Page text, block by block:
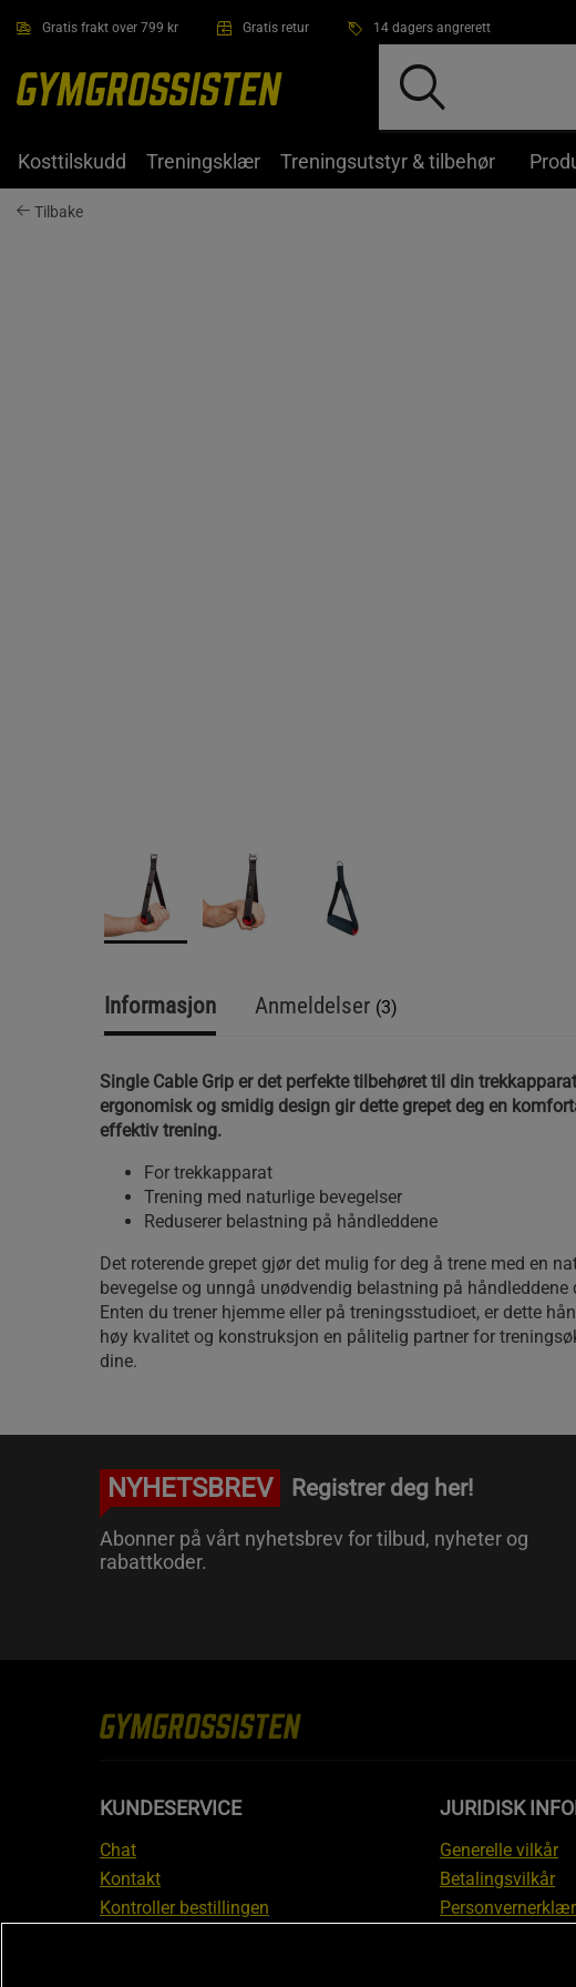
Gratis frakt over 799 kr Gratis retur 14 dagers angrerett
Kosttilskudd Treningsklær Treningsutstyr & tilbehør
Tilbake
Informasjon Anmeldelser (3)
Single Cable Grip er det perfekte tilbehøret til din
ergonomisk og smidig design gir dette grepet deg en
effektiv trening.
For trekkapparat
Trening med naturlige bevegelser
Reduserer belastning på håndleddene
Det roterende grepet gjør det mulig for deg å trene med en
bevegelse og unngå unødvendig belastning på håndleddene
Enten du trener hjemme eller på treningsstudioet, er dette
høy kvalitet og konstruksjon en pålitelig partner for
dine.
NYHETSBREV Registrer deg her!
Abonner på vårt nyhetsbrev for tilbud, nyheter og
rabattkoder.
KUNDESERVICE
Chat
Kontakt
Kontroller bestillingen
JURIDISK
Generelle vilkår
Betalingsvilkår